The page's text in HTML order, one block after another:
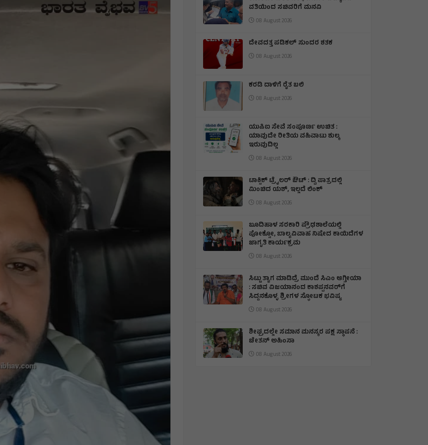
ವತಿಯಿಂದ ಸಚಿವರಿಗೆ ಮನವಿ
08 August 2026
ದೇವದತ್ತ ಪಡಿಕಲ್ ಸುಂದರ ಶತಕ
08 August 2026
ಕರಡಿ ದಾಳಿಗೆ ರೈತ ಬಲಿ
08 August 2026
ಯುಪಿಐ ಸೇವೆ ಸಂಪೂರ್ಣ ಉಚಿತ :
ಯಾವುದೇ ರೀತಿಯ ವಹಿವಾಟು ಶುಲ್ಕ
ಇರುವುದಿಲ್ಲ
08 August 2026
ಟಾಕ್ಸಿಕ್ ಟ್ರೈಲರ್ ಔಟ್ : ದ್ವಿ ಪಾತ್ರದಲ್ಲಿ
ಮಿಂಚಿದ ಯಶ್, ಇಲ್ಲದೆ ಲಿಂಕ್
08 August 2026
ಬೂದಿಹಾಳ ಸರಕಾರಿ ಪ್ರೌಢಶಾಲೆಯಲ್ಲಿ
ಪೋಕ್ಸೋ, ಬಾಲ್ಯವಿವಾಹ ನಿಷೇದ ಕಾಯಿದೆಗಳ
ಜಾಗೃತಿ ಕಾರ್ಯಕ್ರಮ
08 August 2026
ಸಿಟ್ಟು ತ್ಯಾಗ ಮಾಡಿದ್ರೆ ಮುಂದೆ ಸಿಎಂ ಆಗ್ತೀಯಾ
: ಸಚಿವ ವಿಜಯಾನಂದ ಕಾಶಪ್ಪನವರ್‌ಗೆ
ಸಿದ್ದನಕೊಳ್ಳ ಶ್ರೀಗಳ ಸ್ಫೋಟಕ ಭವಿಷ್ಯ
08 August 2026
ಶೀಘ್ರದಲ್ಲೇ ಸಮಾನ ಮನಸ್ಕರ ಪಕ್ಷ ಸ್ಥಾಪನೆ :
ಚೇತನ್ ಅಹಿಂಸಾ
08 August 2026